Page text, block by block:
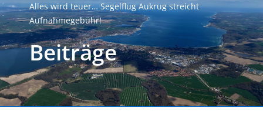
Alles wird teuer… Segelflug Aukrug streicht
Aufnahmegebühr!
Beiträge